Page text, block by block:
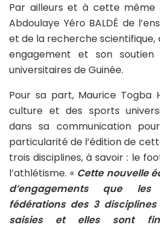
Par ailleurs et à cette même
Abdoulaye Yéro BALDÉ de
et de la recherche
engagement et son
universitaires de Guinée.
Pour sa part, Maurice Togba
culture et des sports
dans sa communication
particularité de l’édition de
trois disciplines, à savoir : le
l’athlétisme. « Cette nouvelle
d’engagements que les
fédérations des 3
saisies et elles sont